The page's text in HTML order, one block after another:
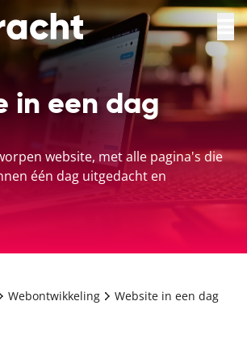
in een dag
website, met alle pagina's die
één dag uitgedacht en
Webontwikkeling Website in een dag